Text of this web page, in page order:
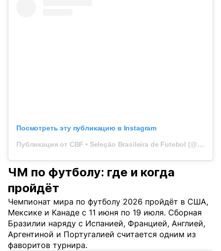
Посмотреть эту публикацию в Instagram
Публикация от CBF • Seleção Brasileira de Futebol (@brasil)
ЧМ по футболу: где и когда
пройдёт
Чемпионат мира по футболу 2026 пройдёт в США,
Мексике и Канаде с 11 июня по 19 июля. Сборная
Бразилии наряду с Испанией, Францией, Англией,
Аргентиной и Португалией считается одним из
фаворитов турнира.